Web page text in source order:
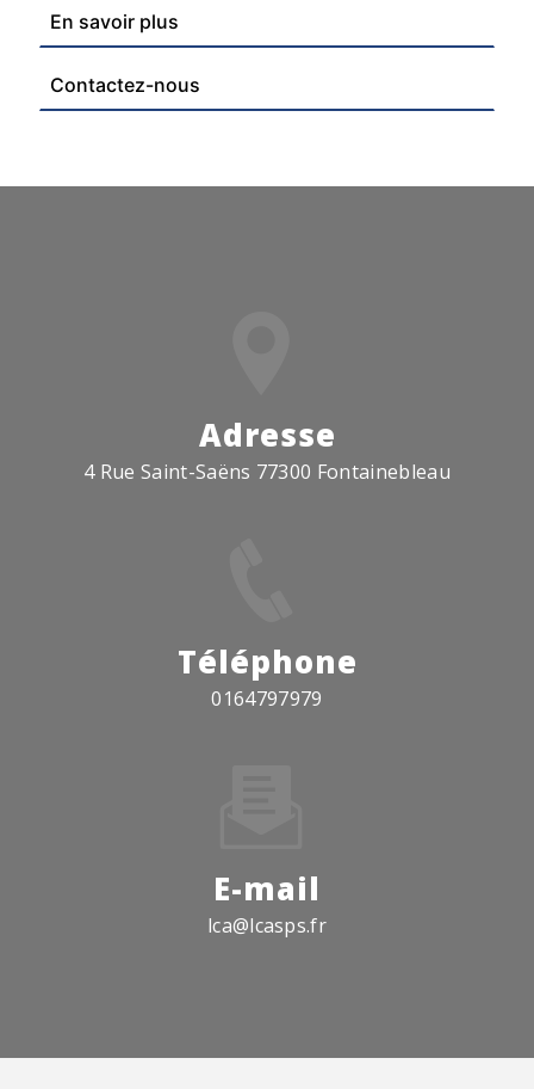
En savoir plus
Contactez-nous
Adresse
4 Rue Saint-Saëns 77300 Fontainebleau
Téléphone
0164797979
E-mail
lca@lcasps.fr